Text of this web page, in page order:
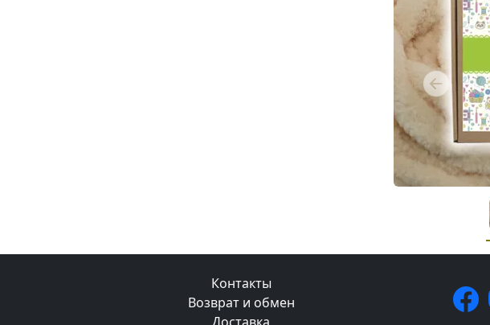
Previous
Контакты
Возврат и обмен